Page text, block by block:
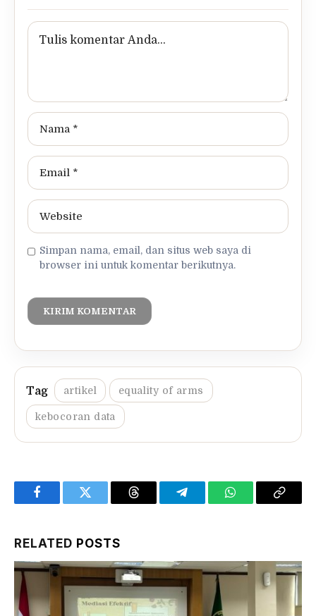
Simpan nama, email, dan situs web saya di
browser ini untuk komentar berikutnya.
artikel equality of arms
kebocoran data
FacebookTwitter Threads TelegramWhatsAppCopy
RELATED POSTS